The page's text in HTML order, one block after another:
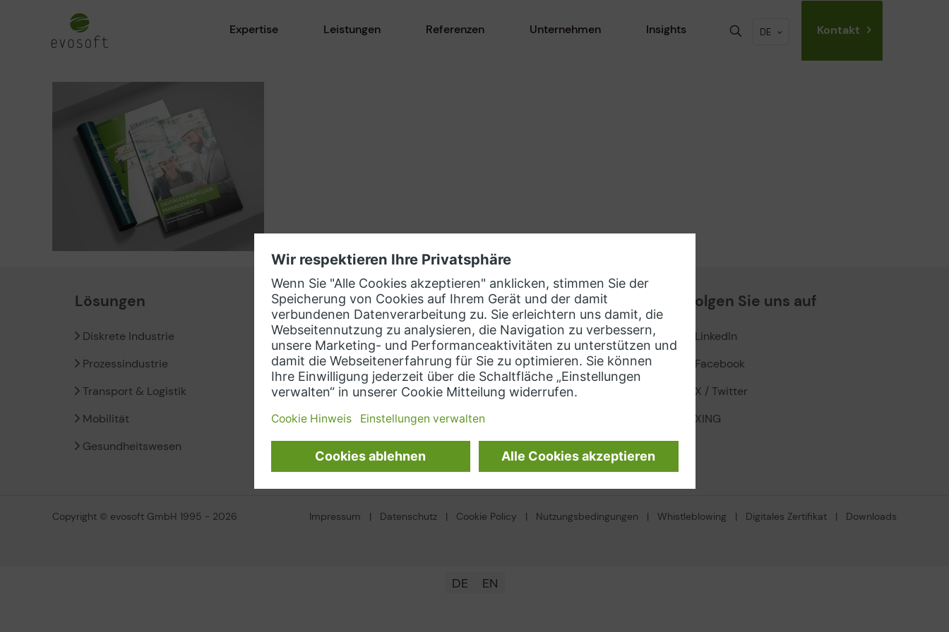
Expertise Leistungen Referenzen Unternehmen Insights DE Kontakt
Lösungen
Diskrete Industrie
Prozessindustrie
Transport & Logistik
Mobilität
Gesundheitswesen
Partner-Ökosystem
Siemens
Insights Hub (MindSphere)
Microsoft Azure
Amazon Web Services
evosoft Kontakt
Kontaktieren Sie uns
Sprache auswählen
Folgen Sie uns auf
LinkedIn
Facebook
X / Twitter
XING
Copyright © evosoft GmbH 1995 - 2026 Impressum | Datenschutz | Cookie Policy | Nutzungsbedingungen | Whistleblowing | Digitales Zertifikat | Downloads
DE EN